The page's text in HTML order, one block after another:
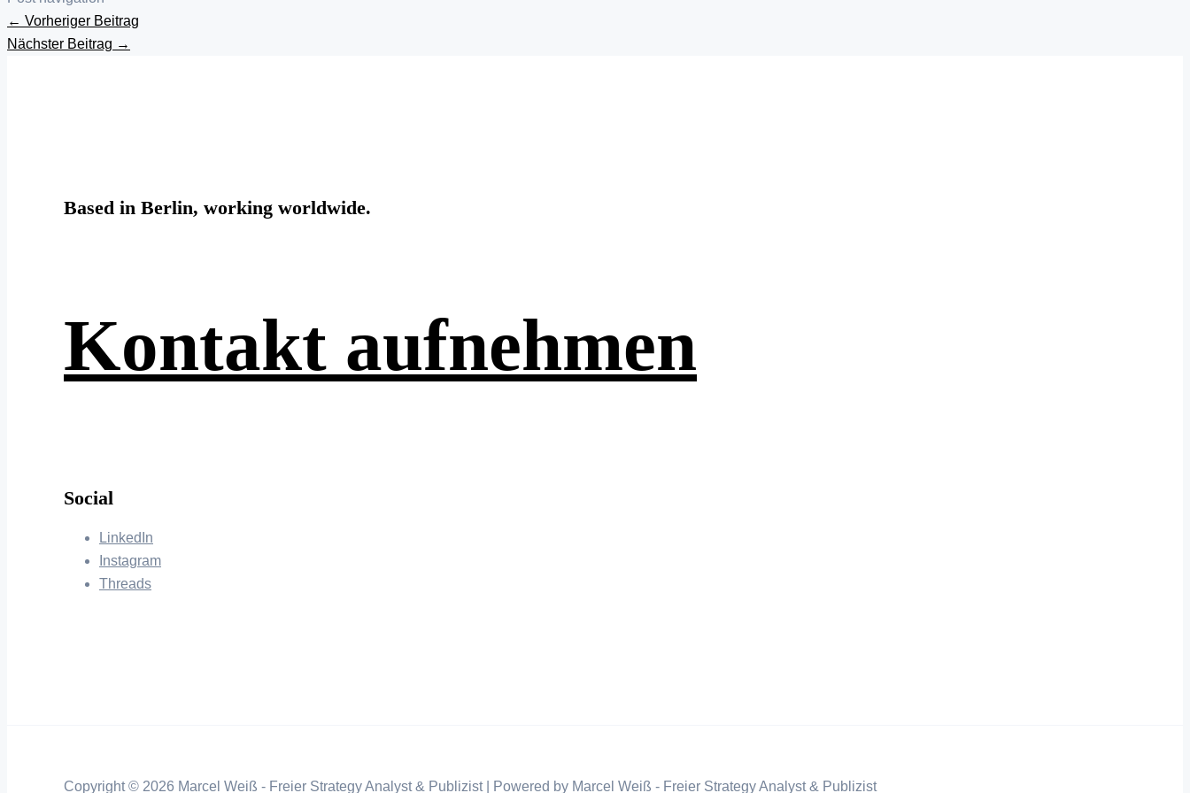
← Vorheriger Beitrag
Nächster Beitrag →
Based in Berlin, working worldwide.
Kontakt aufnehmen
Social
LinkedIn
Instagram
Threads
Copyright © 2026 Marcel Weiß - Freier Strategy Analyst & Publizist | Powered by Marcel Weiß - Freier Strategy Analyst & Publizist